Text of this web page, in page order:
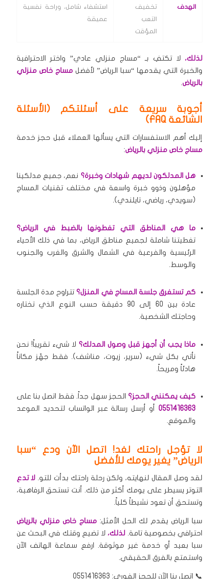
الهدف
تخفيف
التعب
المؤقت
استشفاء شامل، وراحة نفسية
عميقة
لذلك،لا تكتفِ بـ “مساج منزلي عادي” واختر الاحترافية
والخبرة التي يقدمها “سبا الرياض” لأفضلمساج خاص منزلي
بالرياض.
أجوبة سريعة على أسئلتكم (الأسئلة
الشائعة FAQ)
إليك أهم الاستفسارات التي يسألها العملاء قبل حجز خدمة
مساج خاص منزلي بالرياض:
هل المدلكون لديهم شهادات وخبرة؟ نعم، جميع مدلكينا
مؤهلون وذوو خبرة واسعة في مختلف تقنيات المساج
(سويدي، رياضي، تايلندي).
ما هي المناطق التي تغطونها بالضبط في الرياض؟
تغطيتنا شاملة لجميع مناطق الرياض، بما في ذلك الأحياء
الرئيسية والفرعية في الشمال والشرق والغرب والجنوب
والوسط.
كم تستغرق جلسة المساج في المنزل؟ تتراوح مدة الجلسة
عادة بين 60 إلى 90 دقيقة حسب النوع الذي تختاره
وحاجتك الشخصية.
ماذا يجب أن أجهز قبل وصول المدلك؟ لا شيء تقريباً! نحن
نأتي بكل شيء (سرير، زيوت، مناشف). فقط جهّز مكاناً
هادئاً ومريحاً.
كيف يمكنني الحجز؟ الحجز سهل جداً. فقط اتصل بنا على
0551416363أو أرسل رسالة عبر الواتساب لتحديد الموعد
والموقع.
لا تؤجل راحتك لغد! اتصل الآن ودع “سبا
الرياض” يغير يومك للأفضل
لقد وصل المقال لنهايته، ولكن رحلة راحتك بدأت للتو. لا تدع
التوتر يسيطر على يومك أكثر من ذلك. أنت تستحق الرفاهية،
وتستحق أن تعود نشيطاً كلياً.
سبا الرياض يقدم لك الحل الأمثل:مساج خاص منزلي بالرياض
احترافي بخصوصية تامة. لذلك، لا تضيع وقتك في البحث عن
سبا بعيد أو خدمة غير موثوقة. ارفع سماعة الهاتف الآن
واستمتع بالفرق الحقيقي.
📞 اتصل بنا الآن للحجز الفوري: 0551416363